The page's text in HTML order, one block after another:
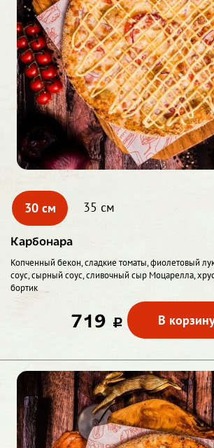
30 см 35 см
Карбонара
Копченный бекон, сладкие томаты, фиолетовый
соус, сырный соус, сливочный сыр Моцарелла,
бортик
719 c В